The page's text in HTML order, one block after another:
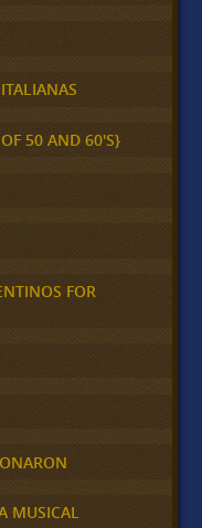
50 AND 60'S}
FOR
MUSICAL